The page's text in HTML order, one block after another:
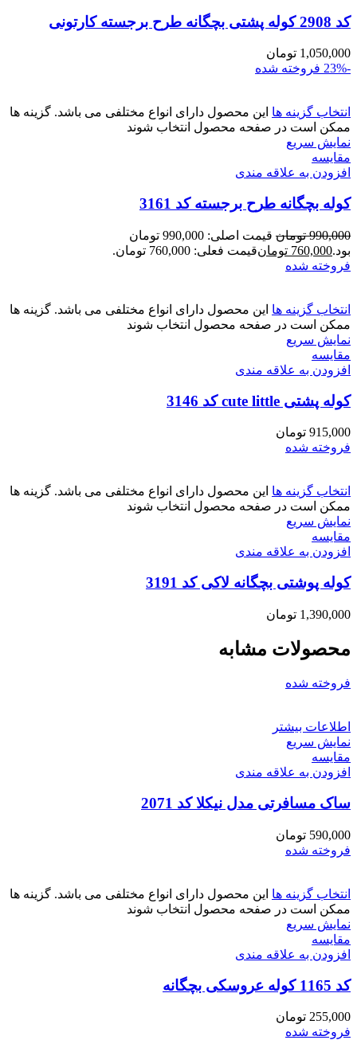
کد 2908 کوله پشتی بچگانه طرح برجسته کارتونی
1,050,000 تومان
-23%
فروخته شده
انتخاب گزینه ها این محصول دارای انواع مختلفی می باشد. گزینه ها
ممکن است در صفحه محصول انتخاب شوند
نمایش سریع
مقايسه
افزودن به علاقه مندی
کوله بچگانه طرح برجسته کد 3161
990,000 تومان
قیمت اصلی: 990,000 تومان
بود.760,000 تومانقیمت فعلی: 760,000 تومان.
فروخته شده
انتخاب گزینه ها این محصول دارای انواع مختلفی می باشد. گزینه ها
ممکن است در صفحه محصول انتخاب شوند
نمایش سریع
مقايسه
افزودن به علاقه مندی
کوله پشتی cute little کد 3146
915,000 تومان
فروخته شده
انتخاب گزینه ها این محصول دارای انواع مختلفی می باشد. گزینه ها
ممکن است در صفحه محصول انتخاب شوند
نمایش سریع
مقايسه
افزودن به علاقه مندی
کوله پوشتی بچگانه لاکی کد 3191
1,390,000 تومان
محصولات مشابه
فروخته شده
اطلاعات بیشتر
نمایش سریع
مقايسه
افزودن به علاقه مندی
ساک مسافرتی مدل نیکلا کد 2071
590,000 تومان
فروخته شده
انتخاب گزینه ها این محصول دارای انواع مختلفی می باشد. گزینه ها
ممکن است در صفحه محصول انتخاب شوند
نمایش سریع
مقايسه
افزودن به علاقه مندی
کد 1165 کوله عروسکی بچگانه
255,000 تومان
فروخته شده